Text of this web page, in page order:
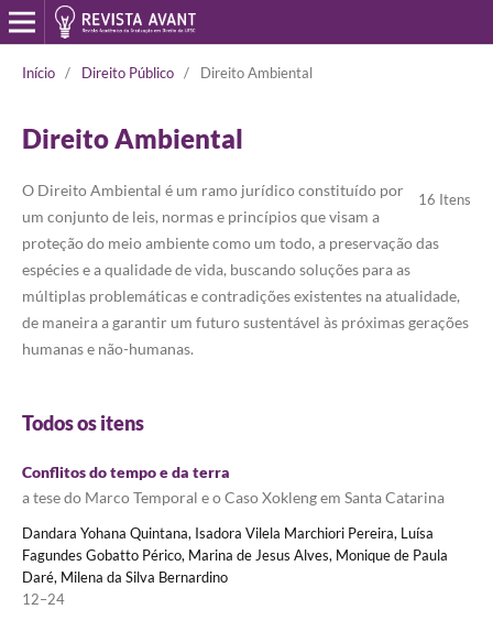
Início / Direito Público / Direito Ambiental
Direito Ambiental
16 Itens
O Direito Ambiental é um ramo jurídico constituído por
um conjunto de leis, normas e princípios que visam a
proteção do meio ambiente como um todo, a preservação das
espécies e a qualidade de vida, buscando soluções para as
múltiplas problemáticas e contradições existentes na atualidade,
de maneira a garantir um futuro sustentável às próximas gerações
humanas e não-humanas.
Todos os itens
Conflitos do tempo e da terra
a tese do Marco Temporal e o Caso Xokleng em Santa Catarina
Dandara Yohana Quintana, Isadora Vilela Marchiori Pereira, Luísa
Fagundes Gobatto Périco, Marina de Jesus Alves, Monique de Paula
Daré, Milena da Silva Bernardino
12–24